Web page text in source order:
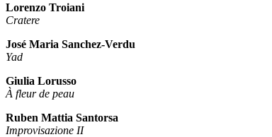
Lorenzo Troiani
Cratere
José Maria Sanchez-Verdu
Yad
Giulia Lorusso
À fleur de peau
Ruben Mattia Santorsa
Improvisazione II